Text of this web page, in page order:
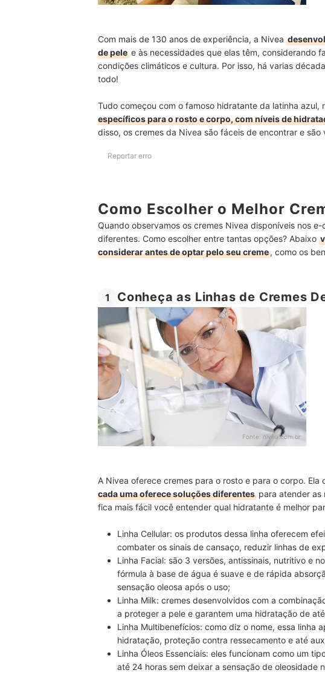
Com mais de 130 anos de experiência, a Nivea
de pele e às necessidades que elas têm, considerando
condições climáticos e cultura. Por isso, há varias
todo!
Tudo começou com o famoso hidratante da latinha azul,
específicos para o rosto e corpo, com níveis de
disso, os cremes da Nivea são fáceis de encontrar e
Reportar erro
Como Escolher o Melhor
Quando observamos os cremes Nivea disponíveis nos
diferentes. Como escolher entre tantas opções? Abaixo
considerar antes de optar pelo seu creme, como os
1 Conheça as Linhas de Cremes
Fonte: nivea.com.br
A Nivea oferece cremes para o rosto e para o corpo. Ela
cada uma oferece soluções diferentes para atender as
fica mais fácil você entender qual hidratante é melhor
Linha Cellular: os produtos dessa linha oferecem
combater os sinais de cansaço, reduzir linhas de
Linha Facial: são 3 versões, antissinais, nutritivo e
fórmula à base de água é suave e de rápida
sensação oleosa após o uso;
Linha Milk: cremes desenvolvidos com a
a proteger a pele e garantem uma hidratação de
Linha Multibenefícios: como diz o nome, essa linha
hidratação, proteção contra ressecamento e até
Linha Óleos Essenciais: eles funcionam como um
até 24 horas sem deixar a sensação de oleosidade